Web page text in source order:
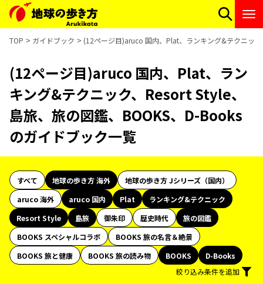
TOP ガイドブック (12ページ目)aruco 国内、Plat、ランキング&テクニッ
(12ページ目)aruco 国内、Plat、ラン
キング&テクニック、Resort Style、
島旅、旅の図鑑、BOOKS、D-Books
のガイドブック一覧
すべて 地球の歩き方 海外
地球の歩き方 Jシリーズ（国内）
aruco 海外
aruco 国内 Plat
ランキング&テクニック
Resort Style
島旅 御朱印 歴史時代
旅の図鑑
BOOKS スペシャルコラボ
BOOKS 旅の名言＆絶景
BOOKS 旅と健康
BOOKS 旅の読み物 BOOKS
D-Books
絞り込み条件を追加